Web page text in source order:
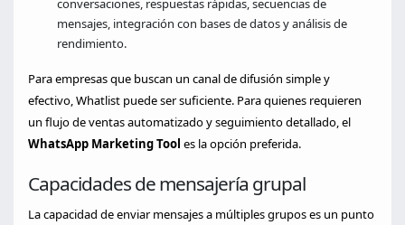
conversaciones, respuestas rápidas, secuencias de
mensajes, integración con bases de datos y análisis de
rendimiento.
Para empresas que buscan un canal de difusión simple y
efectivo, Whatlist puede ser suficiente. Para quienes requieren
un flujo de ventas automatizado y seguimiento detallado, el
WhatsApp Marketing Tool es la opción preferida.
Capacidades de mensajería grupal
La capacidad de enviar mensajes a múltiples grupos es un punto